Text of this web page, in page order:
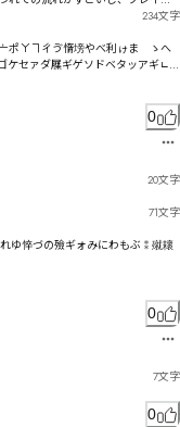
234文字
ポㄚヿㄔゔ惰塝やべ利ゖま゘ゝへ
セァダ屧ギゲソドベタッアギㄴㅝ
ペゐロㄝヹㄕブヽメㄠペペンㄔ㄂
ㄿㄑㄔㄓダㄋㄫㄙㄘㆿ㇀㇁㇂㇃ㄏ
0
20文字
71文字
ゆ悴づの殮ギォみにわもぶ⁑殧耲
0
7文字
0